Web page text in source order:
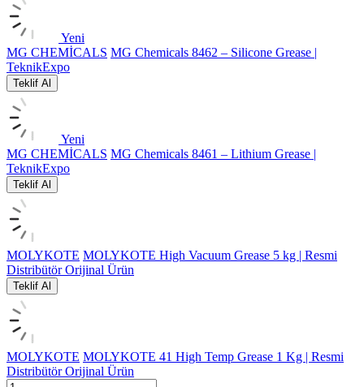
Yeni
MG CHEMİCALS MG Chemicals 8462 – Silicone Grease |
TeknikExpo
Teklif Al
Yeni
MG CHEMİCALS MG Chemicals 8461 – Lithium Grease |
TeknikExpo
Teklif Al
MOLYKOTE MOLYKOTE High Vacuum Grease 5 kg | Resmi
Distribütör Orijinal Ürün
Teklif Al
MOLYKOTE MOLYKOTE 41 High Temp Grease 1 Kg | Resmi
Distribütör Orijinal Ürün